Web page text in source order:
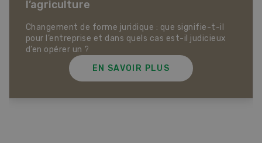
Dossier Articles biologiques
EN SAVOIR PLUS